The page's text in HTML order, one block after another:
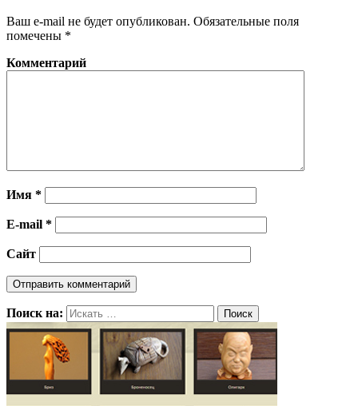
Ваш e-mail не будет опубликован. Обязательные поля
помечены *
Комментарий
Имя *
E-mail *
Сайт
Поиск на: